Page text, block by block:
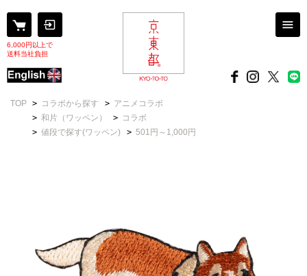
6,000円以上で
送料当社負担
TOP > コラボから探す > アニメコラボ
> 和片（ワッペン） > コラボ
> 値段で探す(ワッペン) > 501円～1,000円